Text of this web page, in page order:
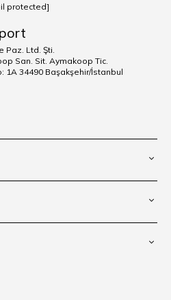
protected]
Paz. Ltd. Şti.
San. Sit. Aymakoop Tic.
1A 34490 Başakşehir/İstanbul